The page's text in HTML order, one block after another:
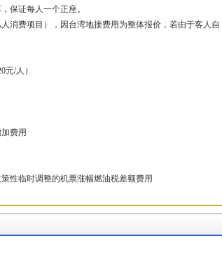
保证每人一个正座。
消费项目），因台湾地接费用为整体报价，若由于客人自
/人）
费用
性临时调整的机票涨幅燃油税差额费用